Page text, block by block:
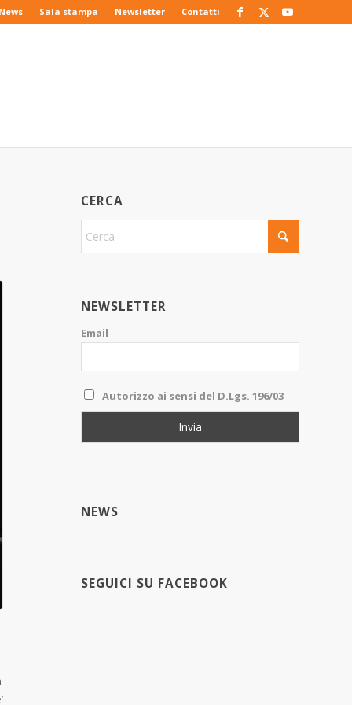
Sala stampa Newsletter Contatti
CERCA
NEWSLETTER
Email
Autorizzo ai sensi del D.Lgs. 196/03
NEWS
SEGUICI SU FACEBOOK